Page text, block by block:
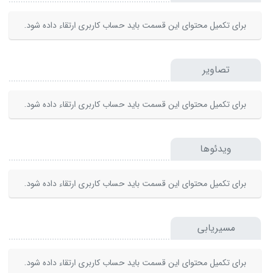
برای تکمیل محتوای این قسمت باید حساب کاربری ارتقاء داده شود.
تصاویر
برای تکمیل محتوای این قسمت باید حساب کاربری ارتقاء داده شود.
ویدئوها
برای تکمیل محتوای این قسمت باید حساب کاربری ارتقاء داده شود.
مسیریابی
برای تکمیل محتوای این قسمت باید حساب کاربری ارتقاء داده شود.